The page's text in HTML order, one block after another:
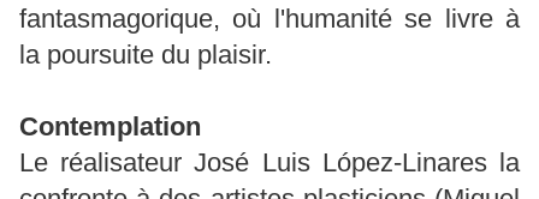
fantasmagorique, où l'humanité se livre à
la poursuite du plaisir.
Contemplation
Le réalisateur José Luis López-Linares la